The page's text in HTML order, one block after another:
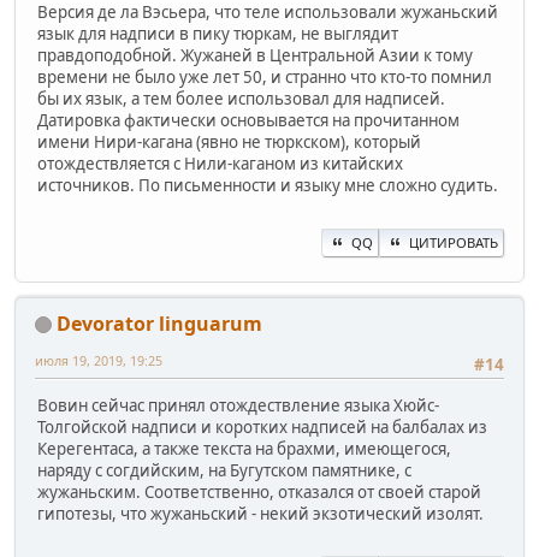
Версия де ла Вэсьера, что теле использовали жужаньский
язык для надписи в пику тюркам, не выглядит
правдоподобной. Жужаней в Центральной Азии к тому
времени не было уже лет 50, и странно что кто-то помнил
бы их язык, а тем более использовал для надписей.
Датировка фактически основывается на прочитанном
имени Нири-кагана (явно не тюркском), который
отождествляется с Нили-каганом из китайских
источников. По письменности и языку мне сложно судить.
QQ ЦИТИРОВАТЬ
Devorator linguarum
#14
июля 19, 2019, 19:25
Вовин сейчас принял отождествление языка Хюйс-
Толгойской надписи и коротких надписей на балбалах из
Керегентаса, а также текста на брахми, имеющегося,
наряду с согдийским, на Бугутском памятнике, с
жужаньским. Соответственно, отказался от своей старой
гипотезы, что жужаньский - некий экзотический изолят.